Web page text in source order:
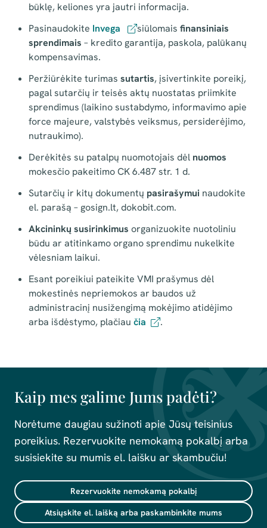
būklę, keliones yra jautri informacija.
Pasinaudokite Invega siūlomais finansiniais
sprendimais – kredito garantija, paskola, palūkanų
kompensavimas.
Peržiūrėkite turimas sutartis, įsivertinkite poreikį,
pagal sutarčių ir teisės aktų nuostatas priimkite
sprendimus (laikino sustabdymo, informavimo apie
force majeure, valstybės veiksmus, persiderėjimo,
nutraukimo).
Derėkitės su patalpų nuomotojais dėl nuomos
mokesčio pakeitimo CK 6.487 str. 1 d.
Sutarčių ir kitų dokumentų pasirašymui naudokite
el. parašą – gosign.lt, dokobit.com.
Akcininkų susirinkimus organizuokite nuotoliniu
būdu ar atitinkamo organo sprendimu nukelkite
vėlesniam laikui.
Esant poreikiui pateikite VMI prašymus dėl
mokestinės nepriemokos ar baudos už
administracinį nusižengimą mokėjimo atidėjimo
arba išdėstymo, plačiau čia .
Kaip mes galime Jums padėti?
Norėtume daugiau sužinoti apie Jūsų teisinius
poreikius. Rezervuokite nemokamą pokalbį arba
susisiekite su mumis el. laišku ar skambučiu!
Rezervuokite nemokamą pokalbį
Atsiųskite el. laišką arba paskambinkite mums